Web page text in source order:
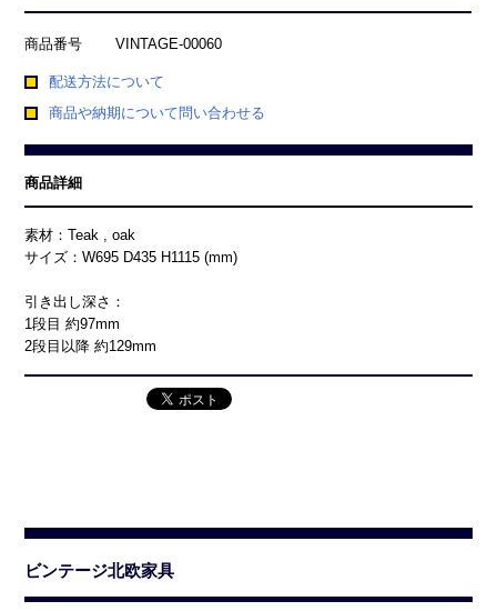
商品番号 VINTAGE-00060
配送方法について
商品や納期について問い合わせる
商品詳細
素材：Teak , oak
サイズ：W695 D435 H1115 (mm)
引き出し深さ：
1段目 約97mm
2段目以降 約129mm
ビンテージ北欧家具